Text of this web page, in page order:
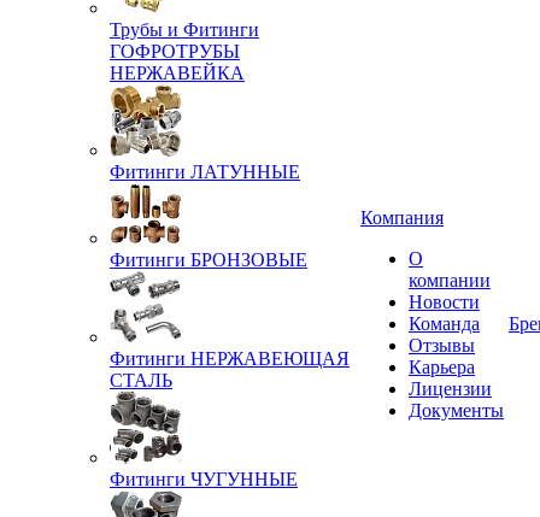
Трубы и Фитинги
ГОФРОТРУБЫ
НЕРЖАВЕЙКА
Фитинги ЛАТУННЫЕ
Фитинги БРОНЗОВЫЕ
Фитинги НЕРЖАВЕЮЩАЯ
СТАЛЬ
Фитинги ЧУГУННЫЕ
Компания
О
компании
Новости
Команда
Отзывы
Карьера
Лицензии
Документы